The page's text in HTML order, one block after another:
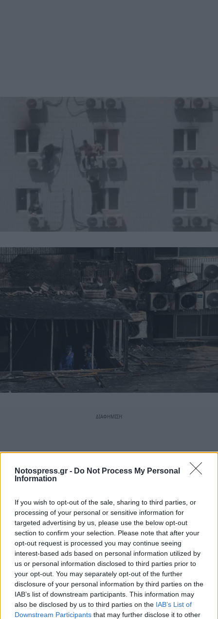
Notospress.gr - Do Not Process My Personal
Information
If you wish to opt-out of the sale, sharing to third parties, or
processing of your personal or sensitive information for
targeted advertising by us, please use the below opt-out
section to confirm your selection. Please note that after your
opt-out request is processed you may continue seeing
interest-based ads based on personal information utilized by
us or personal information disclosed to third parties prior to
your opt-out. You may separately opt-out of the further
disclosure of your personal information by third parties on the
IAB’s list of downstream participants. This information may
also be disclosed by us to third parties on the IAB’s List of
Downstream Participants that may further disclose it to other